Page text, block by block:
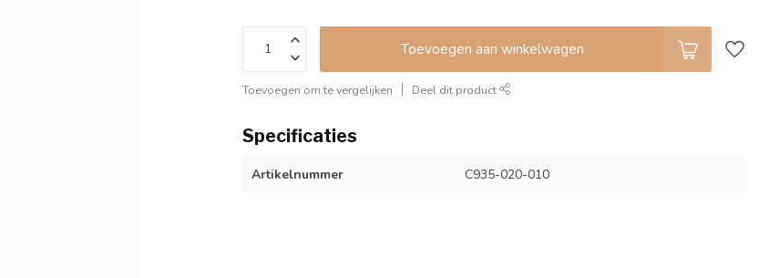
Toevoegen aan winkelwagen
Toevoegen om te vergelijken Deel dit product
Specificaties
Artikelnummer C935-020-010